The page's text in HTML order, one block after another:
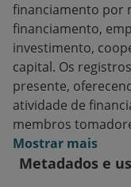
financiamento por
financiamento,
investimento,
capital. Os
presente,
atividade de
membros
Mostrar mais
Metadados e